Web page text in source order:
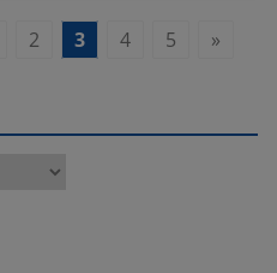
2 3 4 5 »